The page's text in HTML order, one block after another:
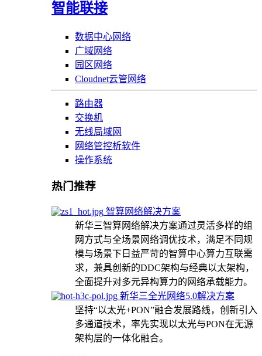
智能联接
数据中心网络
广域网络
园区网络
Cloudnet云管网络
路由器
交换机
无线局域网
网络管控析软件
操作系统
热门推荐
智算网络解决方案
新华三智算网络解决方案通过灵活多样的组
网方式与全场景网络调优技术，满足不同规
模与场景下日益严苛的智算中心算力互联需
求，兼具创新的DDC架构与经典以太架构，
全面提升对多元异构算力的网络承载能力。
新华三全光网络5.0解决方案
坚持“以太光+PON”融合发展路线，创新引入
多通道技术，率先实现以太光与PON在无源
架构层的一体化融合。